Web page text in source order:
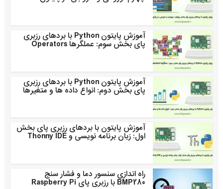
آموزش پایتون Python با بردهای رزبری
پای بخش سوم: عملگرها Operators
آموزش پایتون Python با بردهای رزبری
پای بخش دوم: انواع داده ها و متغیرها
آموزش پایتون با بردهای رزبری پای بخش
اول: زبان برنامه نویسی و Thonny IDE
راه اندازی سنسور دما و فشار سنج
BMP280 با رزبری پای Raspberry Pi